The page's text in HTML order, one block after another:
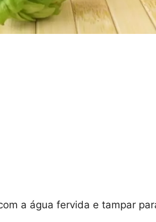
a água fervida e tampar